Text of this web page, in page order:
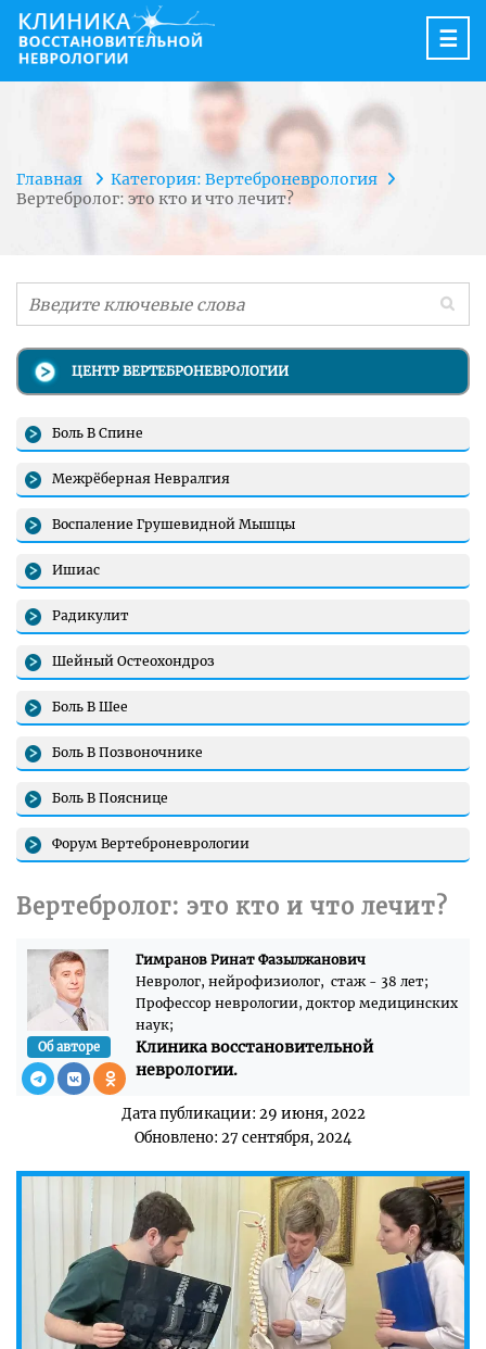
☰
Главная
Категория: Вертеброневрология
Вертебролог: это кто и что лечит?
Вертебролог: это кто и что лечит?
Гимранов Ринат Фазылжанович
Невролог, нейрофизиолог, стаж - 38 лет;
Профессор неврологии, доктор медицинских
наук;
Клиника восстановительной
неврологии.
Об авторе
Дата публикации: 29 июня, 2022
Обновлено: 27 сентября, 2024
ЦЕНТР ВЕРТЕБРОНЕВРОЛОГИИ
Боль В Спине
Межрёберная Невралгия
Воспаление Грушевидной Мышцы
Ишиас
Радикулит
Шейный Остеохондроз
Боль В Шее
Боль В Позвоночнике
Боль В Пояснице
Форум Вертеброневрологии